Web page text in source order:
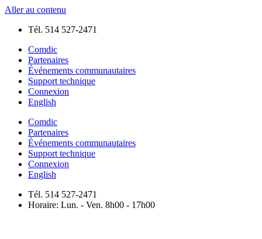
Aller au contenu
Tél. 514 527-2471
Comdic
Partenaires
Événements communautaires
Support technique
Connexion
English
Comdic
Partenaires
Événements communautaires
Support technique
Connexion
English
Tél. 514 527-2471
Horaire: Lun. - Ven. 8h00 - 17h00